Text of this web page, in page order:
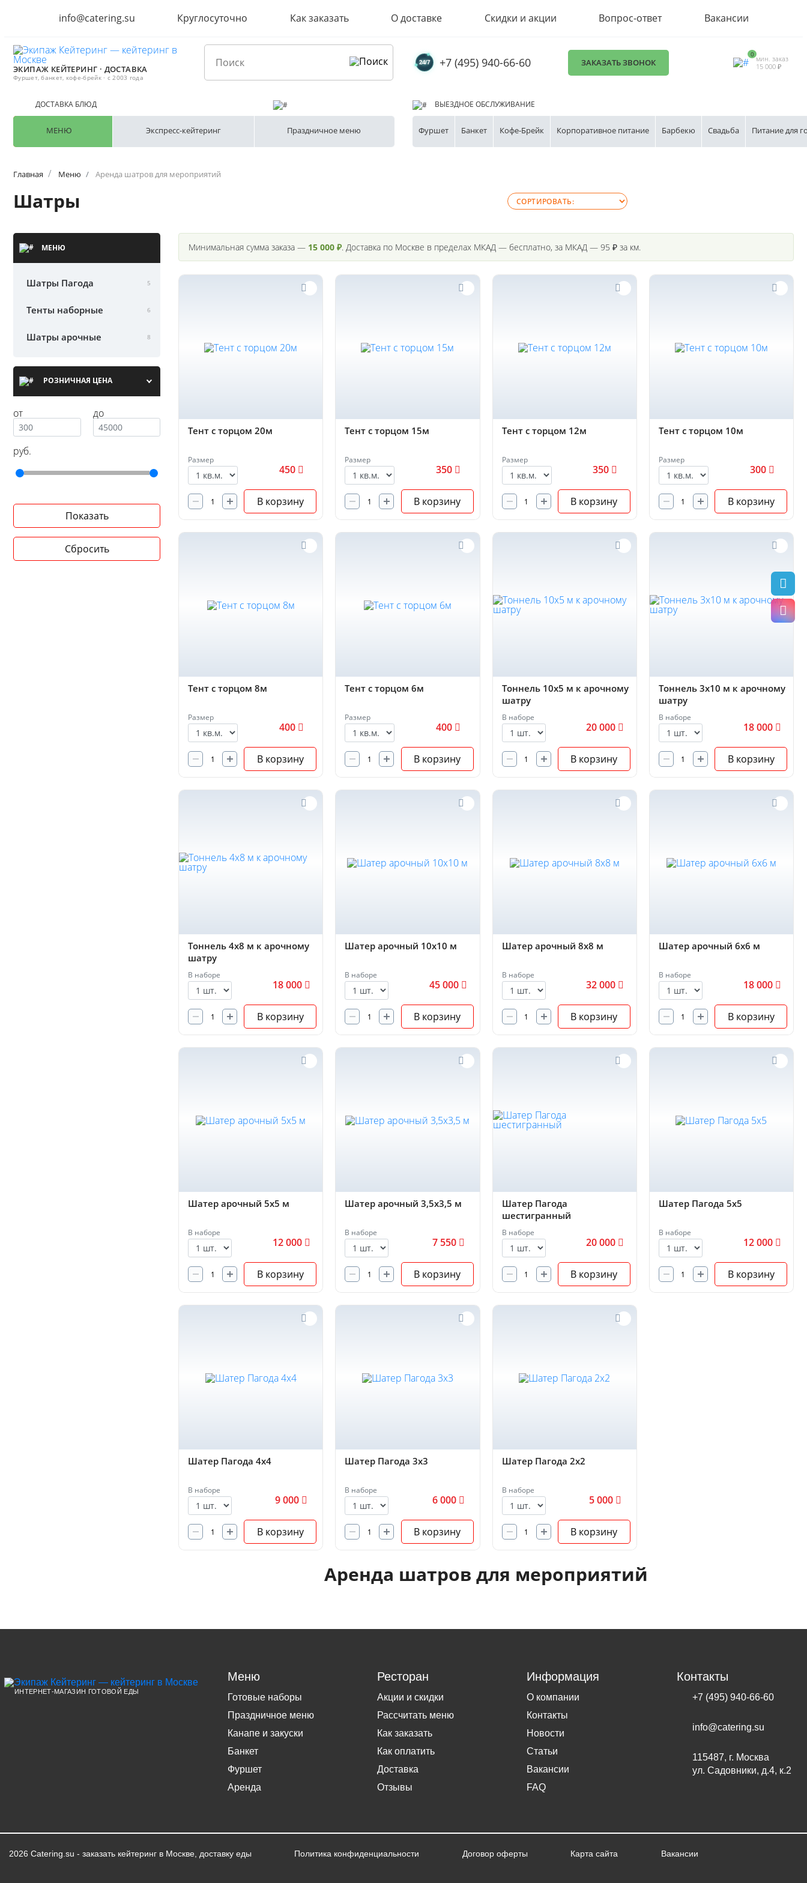
info@catering.su Круглосуточно Как заказать О доставке Скидки и акции Вопрос-ответ Вакансии
ЭКИПАЖ КЕЙТЕРИНГ · ДОСТАВКА
Фуршет, банкет, кофе-брейк · с 2003 года
+7 (495) 940-66-60 ЗАКАЗАТЬ ЗВОНОК
0 мин. заказ
15 000 ₽
ДОСТАВКА БЛЮД
МЕНЮ Экспресс-кейтеринг Праздничное меню
ВЫЕЗДНОЕ ОБСЛУЖИВАНИЕ
Фуршет Банкет Кофе-Брейк Корпоративное питание Барбекю Свадьба Питание для
Главная Меню Аренда шатров для мероприятий
Шатры
МЕНЮ
Шатры Пагода 5
Тенты наборные 6
Шатры арочные 8
РОЗНИЧНАЯ ЦЕНА
от до
руб.
Минимальная сумма заказа — 15 000 ₽. Доставка по Москве в пределах МКАД — бесплатно, за МКАД — 95 ₽ за км.
Тент с торцом 20м
Размер
450
В корзину
Тент с торцом 15м
Размер
350
В корзину
Тент с торцом 12м
Размер
350
В корзину
Тент с торцом 10м
Размер
300
В корзину
Тент с торцом 8м
Размер
400
В корзину
Тент с торцом 6м
Размер
400
В корзину
Тоннель 10х5 м к арочному
шатру
В наборе
20 000
В корзину
Тоннель 3х10 м к арочному
шатру
В наборе
18 000
В корзину
Тоннель 4х8 м к арочному
шатру
В наборе
18 000
В корзину
Шатер арочный 10х10 м
В наборе
45 000
В корзину
Шатер арочный 8х8 м
В наборе
32 000
В корзину
Шатер арочный 6х6 м
В наборе
18 000
В корзину
Шатер арочный 5х5 м
В наборе
12 000
В корзину
Шатер арочный 3,5х3,5 м
В наборе
7 550
В корзину
Шатер Пагода
шестигранный
В наборе
20 000
В корзину
Шатер Пагода 5х5
В наборе
12 000
В корзину
Шатер Пагода 4х4
В наборе
9 000
В корзину
Шатер Пагода 3х3
В наборе
6 000
В корзину
Шатер Пагода 2х2
В наборе
5 000
В корзину
Аренда шатров для мероприятий
ИНТЕРНЕТ-МАГАЗИН ГОТОВОЙ ЕДЫ
Меню
Готовые наборы
Праздничное меню
Канапе и закуски
Банкет
Фуршет
Аренда
Ресторан
Акции и скидки
Рассчитать меню
Как заказать
Как оплатить
Доставка
Отзывы
Информация
О компании
Контакты
Новости
Статьи
Вакансии
FAQ
Контакты
+7 (495) 940-66-60
info@catering.su
115487, г. Москва
ул. Садовники, д.4, к.2
2026 Catering.su - заказать кейтеринг в Москве, доставку еды Политика конфиденциальности Договор оферты Карта сайта Вакансии